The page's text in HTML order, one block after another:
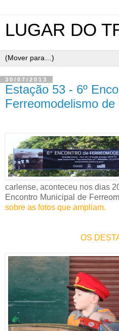
LUGAR DO
30/07/2013
Estação 53 - 6º
Ferreomodelismo
carlense, aconteceu nos dias
Encontro Municipal de
sobre as fotos que ampliam.
OS